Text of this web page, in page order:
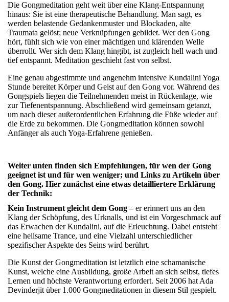
Die Gongmeditation geht weit über eine Klang-Entspannung
hinaus: Sie ist eine therapeutische Behandlung. Man sagt, es
werden belastende Gedankenmuster und Blockaden, alte
Traumata gelöst; neue Verknüpfungen gebildet. Wer den Gong
hört, fühlt sich wie von einer mächtigen und klärenden Welle
überrollt. Wer sich dem Klang hingibt, ist zugleich hell wach und
tief entspannt. Meditation geschieht fast von selbst.
Eine genau abgestimmte und angenehm intensive Kundalini Yoga
Stunde bereitet Körper und Geist auf den Gong vor. Während des
Gongspiels liegen die Teilnehmenden meist in Rückenlage, wie
zur Tiefenentspannung. Abschließend wird gemeinsam getanzt,
um nach dieser außerordentlichen Erfahrung die Füße wieder auf
die Erde zu bekommen. Die Gongmeditation können sowohl
Anfänger als auch Yoga-Erfahrene genießen.
Weiter unten finden sich Empfehlungen, für wen der Gong
geeignet ist und für wen weniger; und Links zu Artikeln über
den Gong. Hier zunächst eine etwas detailliertere Erklärung
der Technik:
Kein Instrument gleicht dem Gong – er erinnert uns an den
Klang der Schöpfung, des Urknalls, und ist ein Vorgeschmack auf
das Erwachen der Kundalini, auf die Erleuchtung. Dabei entsteht
eine heilsame Trance, und eine Vielzahl unterschiedlicher
spezifischer Aspekte des Seins wird berührt.
Die Kunst der Gongmeditation ist letztlich eine schamanische
Kunst, welche eine Ausbildung, große Arbeit an sich selbst, tiefes
Lernen und höchste Verantwortung erfordert. Seit 2006 hat Ada
Devinderjit über 1.000 Gongmeditationen in diesem Stil gespielt.